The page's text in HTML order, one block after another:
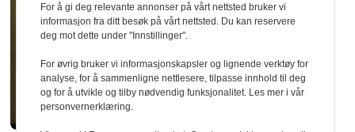
For å gi deg relevante annonser på vårt nettsted bruker vi
informasjon fra ditt besøk på vårt nettsted. Du kan reservere
deg mot dette under "Innstillinger".
For øvrig bruker vi informasjonskapsler og lignende verktøy for
analyse, for å sammenligne nettlesere, tilpasse innhold til deg
og for å utvikle og tilby nødvendig funksjonalitet. Les mer i vår
personvernerklæring.